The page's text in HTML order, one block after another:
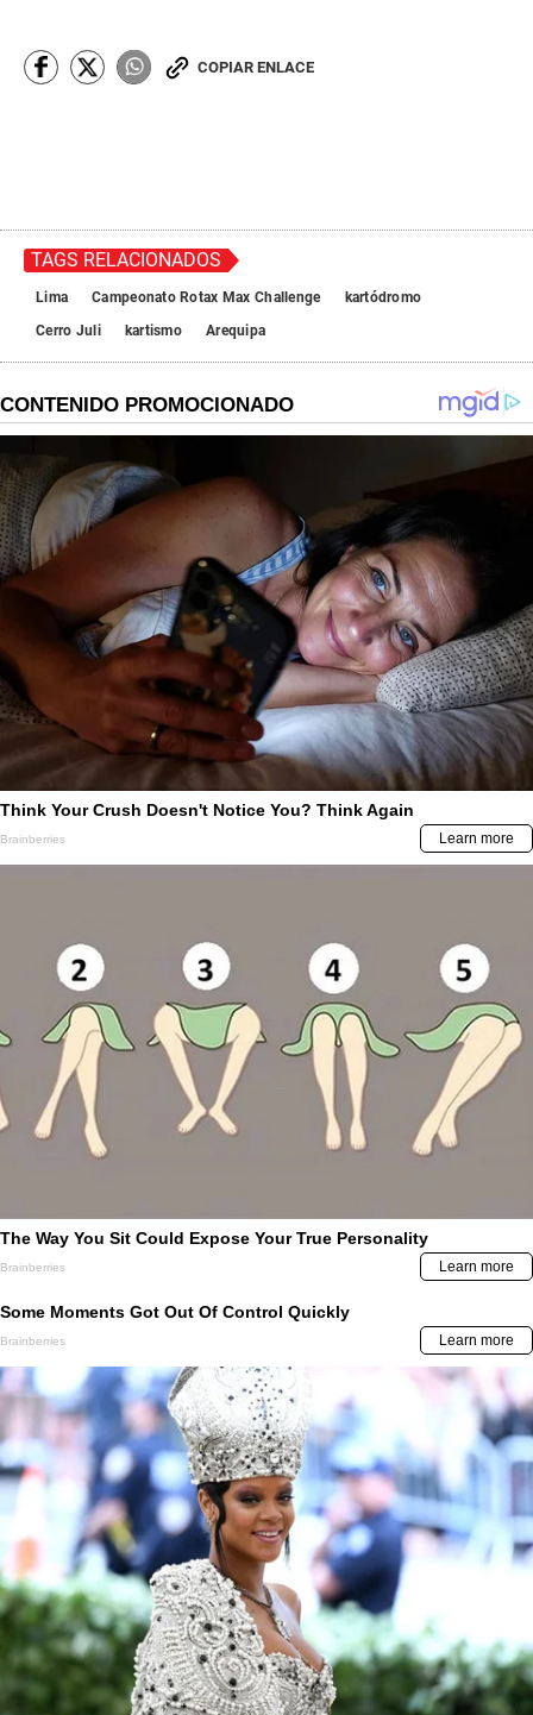
COPIAR ENLACE
TAGS RELACIONADOS
Lima Campeonato Rotax Max Challenge
kartódromo
Cerro Juli
kartismo Arequipa